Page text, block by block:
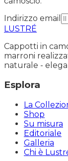
Indirizzo email
LUSTRÉ
Cappotti in
marroni
naturale -
Esplora
La
Shop
Su misura
Editoriale
Galleria
Chi è